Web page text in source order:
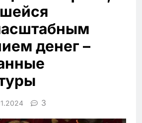
денег –
3